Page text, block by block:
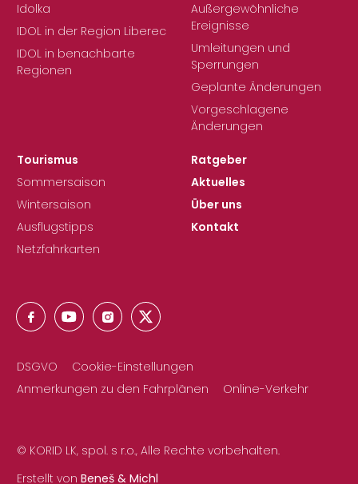
Idolka
IDOL in der Region Liberec
IDOL in benachbarte
Regionen
Außergewöhnliche
Ereignisse
Umleitungen und
Sperrungen
Geplante Änderungen
Vorgeschlagene
Änderungen
Tourismus
Sommersaison
Wintersaison
Ausflugstipps
Netzfahrkarten
Ratgeber
Aktuelles
Über uns
Kontakt
DSGVO
Cookie-Einstellungen
Anmerkungen zu den Fahrplänen
Online-Verkehr
© KORID LK, spol. s r.o., Alle Rechte vorbehalten.
Erstellt von Beneš & Michl